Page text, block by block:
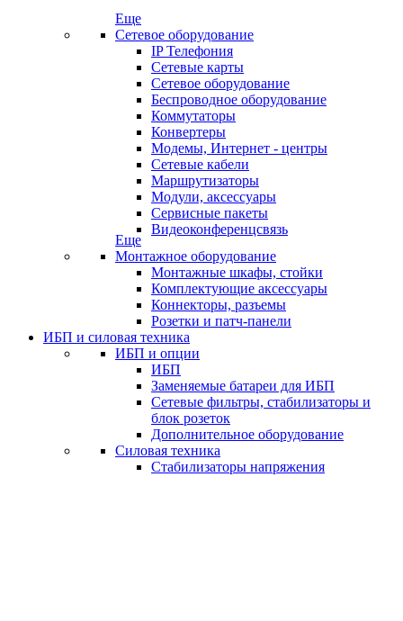
Еще
Сетевое оборудование
IP Телефония
Сетевые карты
Сетевое оборудование
Беспроводное оборудование
Коммутаторы
Конвертеры
Модемы, Интернет - центры
Сетевые кабели
Маршрутизаторы
Модули, аксессуары
Сервисные пакеты
Видеоконференцсвязь
Еще
Монтажное оборудование
Монтажные шкафы, стойки
Комплектующие аксессуары
Коннекторы, разъемы
Розетки и патч-панели
ИБП и силовая техника
ИБП и опции
ИБП
Заменяемые батареи для ИБП
Сетевые фильтры, стабилизаторы и
блок розеток
Дополнительное оборудование
Силовая техника
Стабилизаторы напряжения